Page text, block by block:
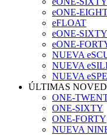
eONE-
eFLOAT
eONE-SIXTY
eONE-
NUEVA
NUEVA
NUEVA
ÚLTIMAS
ONE-
ONE-SIXTY
ONE-FORTY
NUEVA